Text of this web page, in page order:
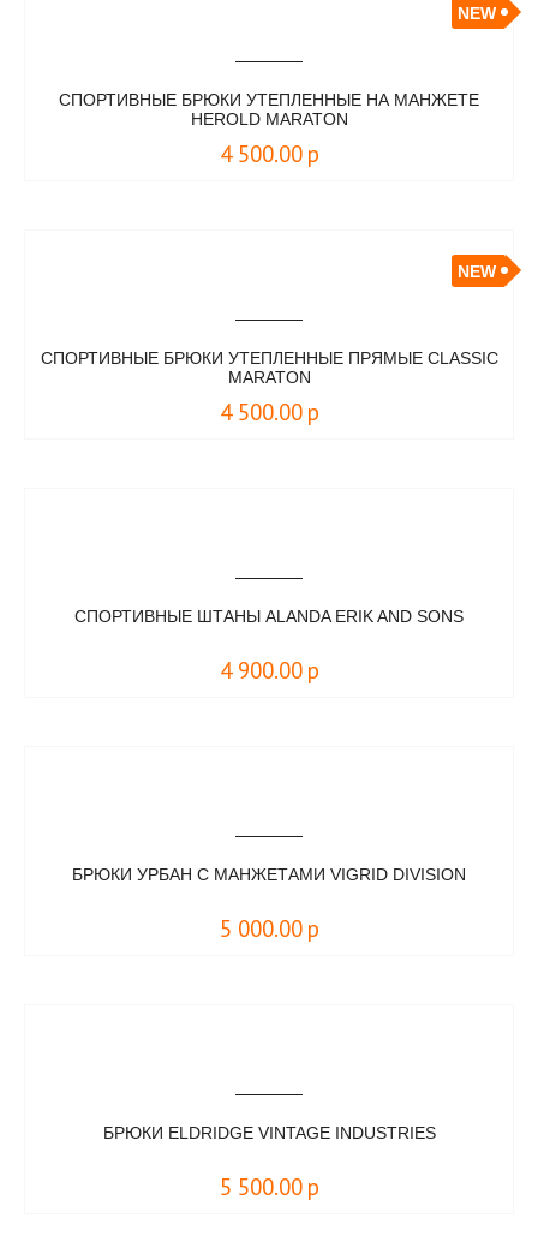
NEW
СПОРТИВНЫЕ БРЮКИ УТЕПЛЕННЫЕ НА МАНЖЕТЕ
HEROLD MARATON
4 500.00 р
NEW
СПОРТИВНЫЕ БРЮКИ УТЕПЛЕННЫЕ ПРЯМЫЕ CLASSIC
MARATON
4 500.00 р
СПОРТИВНЫЕ ШТАНЫ ALANDA ERIK AND SONS
4 900.00 р
БРЮКИ УРБАН С МАНЖЕТАМИ VIGRID DIVISION
5 000.00 р
БРЮКИ ELDRIDGE VINTAGE INDUSTRIES
5 500.00 р